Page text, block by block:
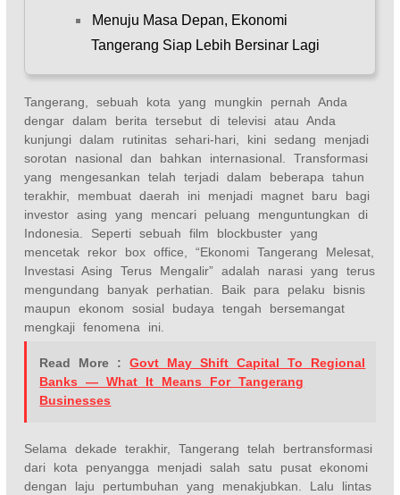
Menuju Masa Depan, Ekonomi
Tangerang Siap Lebih Bersinar Lagi
Tangerang, sebuah kota yang mungkin pernah Anda
dengar dalam berita tersebut di televisi atau Anda
kunjungi dalam rutinitas sehari-hari, kini sedang menjadi
sorotan nasional dan bahkan internasional. Transformasi
yang mengesankan telah terjadi dalam beberapa tahun
terakhir, membuat daerah ini menjadi magnet baru bagi
investor asing yang mencari peluang menguntungkan di
Indonesia. Seperti sebuah film blockbuster yang
mencetak rekor box office, “Ekonomi Tangerang Melesat,
Investasi Asing Terus Mengalir” adalah narasi yang terus
mengundang banyak perhatian. Baik para pelaku bisnis
maupun ekonom sosial budaya tengah bersemangat
mengkaji fenomena ini.
Read More :Govt May Shift Capital To Regional
Banks — What It Means For Tangerang
Businesses
Selama dekade terakhir, Tangerang telah bertransformasi
dari kota penyangga menjadi salah satu pusat ekonomi
dengan laju pertumbuhan yang menakjubkan. Lalu lintas